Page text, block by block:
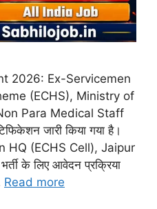
2026: Ex-Servicemen
(ECHS), Ministry of
Para Medical Staff
जारी किया गया है।
HQ (ECHS Cell), Jaipur
भर्ती के लिए आवेदन प्रक्रिया
Read more